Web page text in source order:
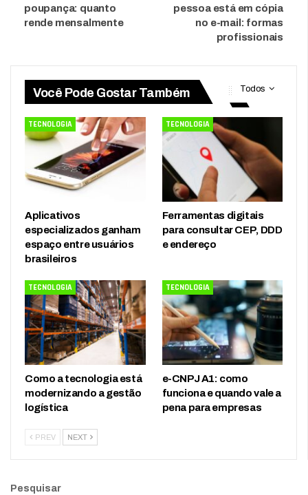
poupança: quanto
rende mensalmente
pessoa está em cópia
no e-mail: formas
profissionais
Todos
Você Pode Gostar Também
TECNOLOGIA
Aplicativos
especializados ganham
espaço entre usuários
brasileiros
TECNOLOGIA
Ferramentas digitais
para consultar CEP, DDD
e endereço
TECNOLOGIA
Como a tecnologia está
modernizando a gestão
logística
TECNOLOGIA
e-CNPJ A1: como
funciona e quando vale a
pena para empresas
PREV NEXT
Pesquisar